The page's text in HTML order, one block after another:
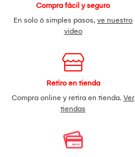
Compra fácil y seguro
En solo 6 simples pasos, ve nuestro
video
Retiro en tienda
Compra online y retira en tienda. Ver
tiendas